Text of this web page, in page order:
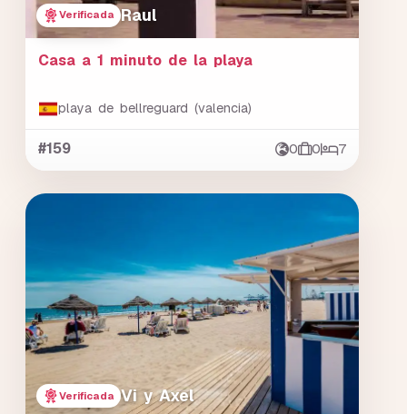
Verificada Raul
Casa a 1 minuto de la playa
playa de bellreguard (valencia)
#159 0 0 7
Verificada Vi y Axel